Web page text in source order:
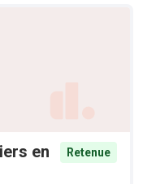
en
Retenue